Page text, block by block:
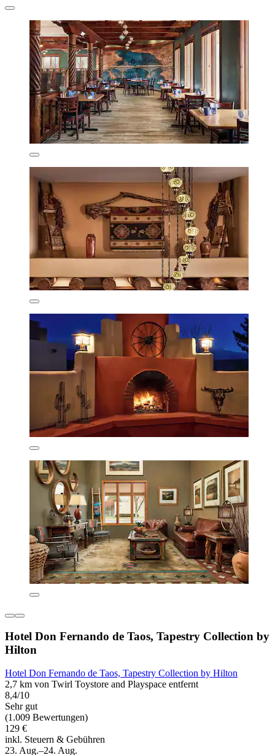
Hotel Don Fernando de Taos, Tapestry Collection by
Hilton
Hotel Don Fernando de Taos, Tapestry Collection by Hilton
2,7 km von Twirl Toystore and Playspace entfernt
8,4/10
Sehr gut
(1.009 Bewertungen)
129 €
inkl. Steuern & Gebühren
23. Aug.–24. Aug.